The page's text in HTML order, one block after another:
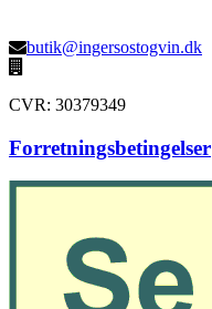
butik@ingersostogvin.dk
CVR: 30379349
Forretningsbetingelser